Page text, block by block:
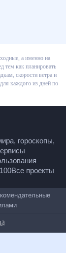
на выходные, а
Казахстан. Перед
данными по
также можете
соответствующим
и мира,
сервисы
с